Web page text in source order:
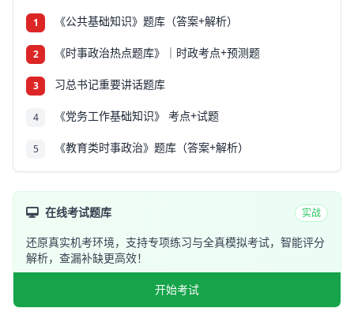
1 《公共基础知识》题库（答案+解析）
2 《时事政治热点题库》｜时政考点+预测题
3 习总书记重要讲话题库
4 《党务工作基础知识》 考点+试题
5 《教育类时事政治》题库（答案+解析）
在线考试题库 实战
还原真实机考环境，支持专项练习与全真模拟考试，智能评分
解析，查漏补缺更高效！
开始考试